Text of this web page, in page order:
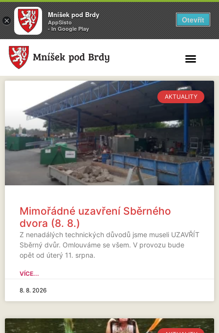
AKTUALITY
Mimořádné uzavření Sběrného
dvora (8. 8.)
Z nenadálých technických důvodů jsme museli UZAVŘÍT
Sběrný dvůr. Omlouváme se všem. V provozu bude
opět od úterý 11. srpna.
VÍCE...
8. 8. 2026
×
Mníšek pod Brdy
AppSisto
- In Google Play
Otevřít